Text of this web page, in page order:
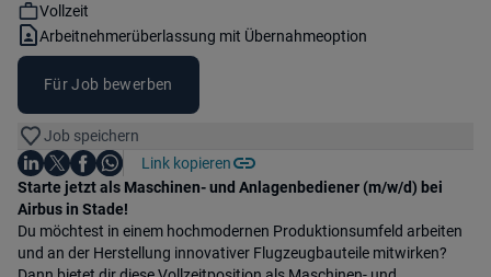
Workhours:
Vollzeit
Vertragsart:
Arbeitnehmerüberlassung mit Übernahmeoption
Für Job bewerben
Job speichern
Teile diesen Job
Auf LinkedIn teilen
Auf X teilen
Auf Facebook teilen
Auf WhatsApp teilen
Link kopieren
Einleitung
Starte jetzt als Maschinen- und Anlagenbediener (m/w/d) bei
Airbus in Stade!
Du möchtest in einem hochmodernen Produktionsumfeld arbeiten
und an der Herstellung innovativer Flugzeugbauteile mitwirken?